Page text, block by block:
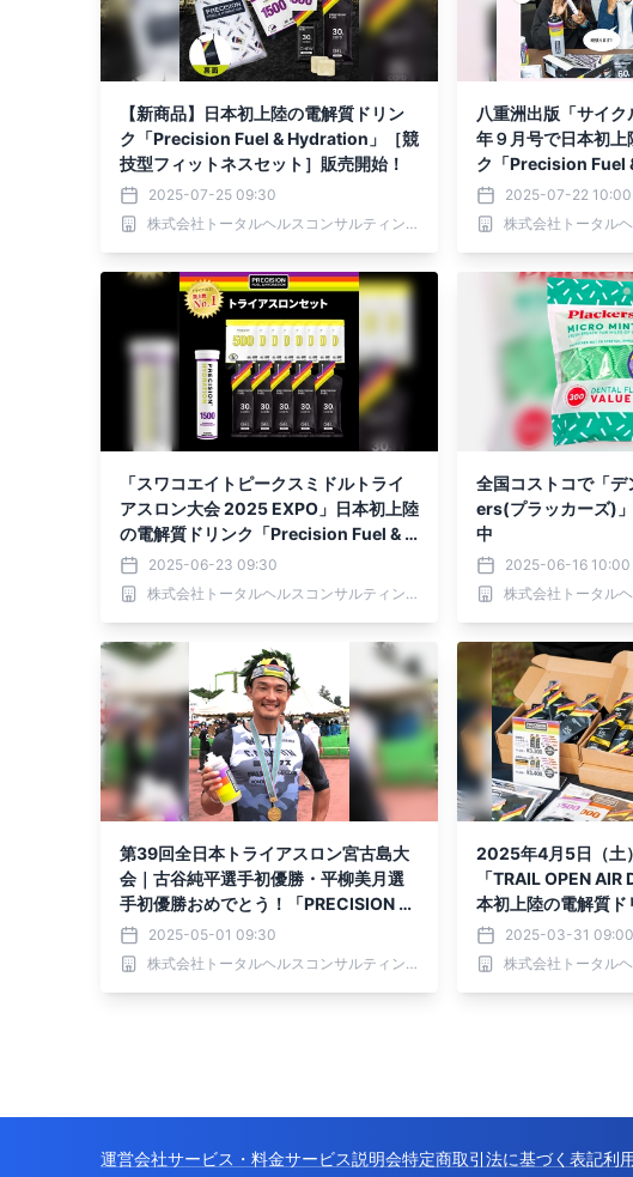
【新商品】日本初上陸の電解質ドリン
ク「Precision Fuel & Hydration」［競
技型フィットネスセット］販売開始！
2025-07-25 09:30
株式会社トータルヘルスコンサルティング
八重洲出版「サイ
年９月号で日本初
ク「Precision Fuel
集されました。
2025-07-22 10:00
「スワコエイトピークスミドルトライ
アスロン大会 2025 EXPO」日本初上陸
の電解質ドリンク「Precision Fuel & H
ydration」 出展のお知らせ！
2025-06-23 09:30
株式会社トータルヘルスコンサルティング
全国コストコで「
ers(プラッカーズ)
中
2025-06-16 10:00
第39回全日本トライアスロン宮古島大
会｜古谷純平選手初優勝・平柳美月選
手初優勝おめでとう！「PRECISION Fu
el & Hydration」キャンペーンのお知ら
せ
2025-05-01 09:30
株式会社トータルヘルスコンサルティング
2025年4月5日（土
「TRAIL OPEN
本初上陸の電解質
N Fuel & Hydration
2025-03-31 09:00
運営会社サービス・料金サービス説明会特定商取引法に基づく表記利